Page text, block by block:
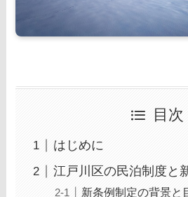
目次
はじめに
江戸川区の民泊制度と
新条例制定の背景と